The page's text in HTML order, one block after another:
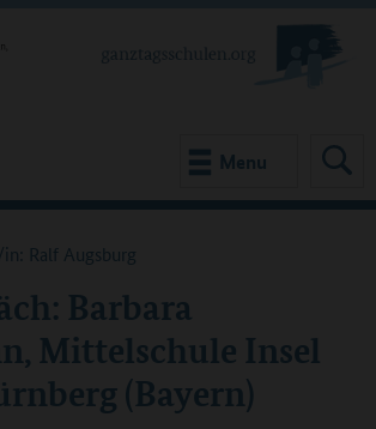
Menu
Barbara
Mittelschule Insel
(Bayern)
Ralf Augsburg